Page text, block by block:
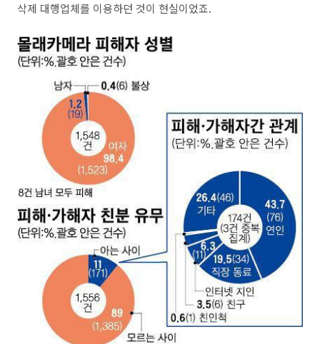
삭제 대행업체를 이용하던 것이 현실이었죠.